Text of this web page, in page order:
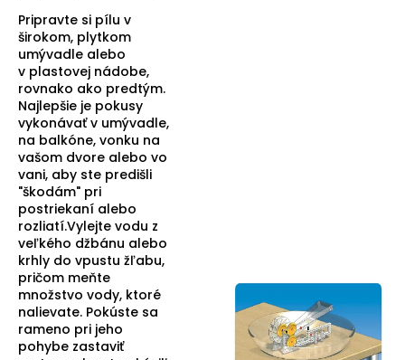
Pripravte si pílu v
širokom, plytkom
umývadle alebo
v plastovej nádobe,
rovnako ako predtým.
Najlepšie je pokusy
vykonávať v umývadle,
na balkóne, vonku na
vašom dvore alebo vo
vani, aby ste predišli
"škodám" pri
postriekaní alebo
rozliatí.Vylejte vodu z
veľkého džbánu alebo
krhly do vpustu žľabu,
pričom meňte
množstvo vody, ktoré
nalievate. Pokúste sa
rameno pri jeho
pohybe zastaviť